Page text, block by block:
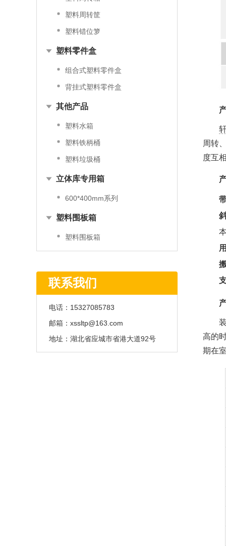
塑料周转筐
塑料错位箩
塑料零件盒
组合式塑料零件盒
背挂式塑料零件盒
其他产品
塑料水箱
塑料铁柄桶
塑料垃圾桶
立体库专用箱
600*400mm系列
塑料围板箱
塑料围板箱
联系我们
电话： 15327085783
邮箱： xssltp@163.com
地址： 湖北省应城市省港大道92号
周转
度互
高的
期在